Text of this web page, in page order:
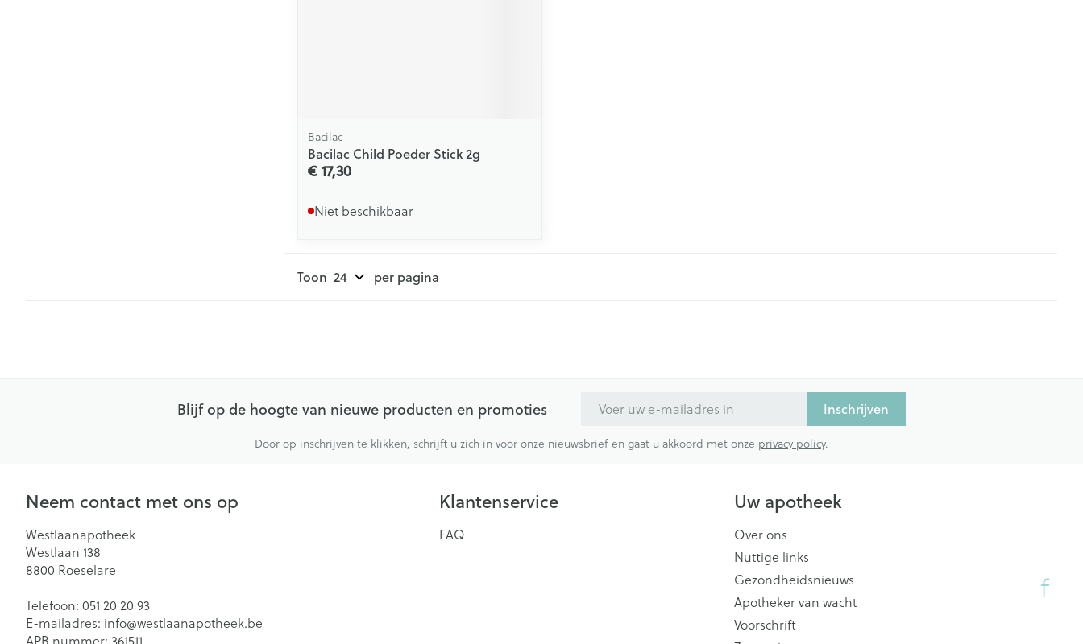
Bacilac
Bacilac Child Poeder Stick 2g
€ 17,30
Niet beschikbaar
Toon per pagina
Blijf op de hoogte van nieuwe producten en promoties Inschrijven
Door op inschrijven te klikken, schrijft u zich in voor onze nieuwsbrief en gaat u akkoord met onze privacy policy.
Neem contact met ons op
Westlaanapotheek
Westlaan 138
8800 Roeselare
Telefoon: 051 20 20 93
E-mailadres: info@westlaanapotheek.be
Klantenservice
FAQ
Uw apotheek
Over ons
Nuttige links
Gezondheidsnieuws
Apotheker van wacht
Voorschrift